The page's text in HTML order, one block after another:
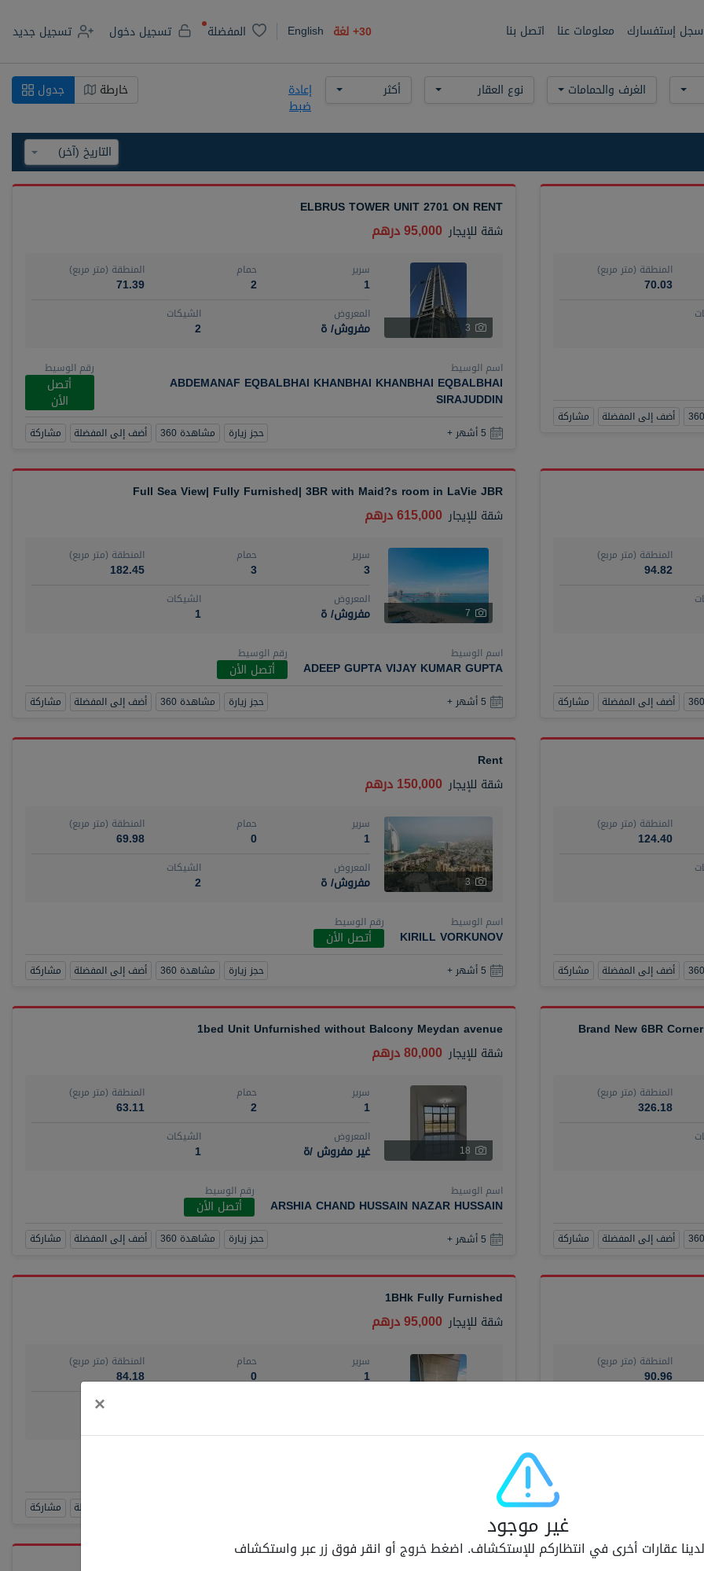
سجل إستفسارك معلومات عنا اتصل بنا 30+ لغة English المفضلة تسجيل دخول تسجيل جديد
الغرف والحمامات نوع العقار أكثر إعادة
ضبط
خارطة جدول
المنطقة (متر مربع)
70.03
أضف إلى المفضلة مشاركة
ELBRUS TOWER UNIT 2701 ON RENT
شقة للإيجار 95,000 درهم
3
سرير
1
حمام
2
المنطقة (متر مربع)
71.39
المعروض
مفروش/ ة
الشيكات
2
اسم الوسيط
ABDEMANAF EQBALBHAI KHANBHAI KHANBHAI EQBALBHAI
SIRAJUDDIN
رقم الوسيط
أتصل
الأن
5 أشهر + حجز زيارة مشاهدة 360 أضف إلى المفضلة مشاركة
المنطقة (متر مربع)
94.82
أضف إلى المفضلة مشاركة
Full Sea View| Fully Furnished| 3BR with Maid?s room in LaVie JBR
شقة للإيجار 615,000 درهم
7
سرير
3
حمام
3
المنطقة (متر مربع)
182.45
المعروض
مفروش/ ة
الشيكات
1
اسم الوسيط
ADEEP GUPTA VIJAY KUMAR GUPTA
رقم الوسيط
أتصل الأن
5 أشهر + حجز زيارة مشاهدة 360 أضف إلى المفضلة مشاركة
المنطقة (متر مربع)
124.40
أضف إلى المفضلة مشاركة
Rent
شقة للإيجار 150,000 درهم
3
سرير
1
حمام
0
المنطقة (متر مربع)
69.98
المعروض
مفروش/ ة
الشيكات
2
اسم الوسيط
KIRILL VORKUNOV
رقم الوسيط
أتصل الأن
5 أشهر + حجز زيارة مشاهدة 360 أضف إلى المفضلة مشاركة
Brand New 6BR
المنطقة (متر مربع)
326.18
أضف إلى المفضلة مشاركة
1bed Unit Unfurnished without Balcony Meydan avenue
شقة للإيجار 80,000 درهم
18
سرير
1
حمام
2
المنطقة (متر مربع)
63.11
المعروض
غير مفروش /ة
الشيكات
1
اسم الوسيط
ARSHIA CHAND HUSSAIN NAZAR HUSSAIN
رقم الوسيط
أتصل الأن
5 أشهر + حجز زيارة مشاهدة 360 أضف إلى المفضلة مشاركة
المنطقة (متر مربع)
90.96
مشاركة
1BHk Fully Furnished
شقة للإيجار 95,000 درهم
سرير
1
حمام
0
المنطقة (متر مربع)
84.18
أضف إلى المفضلة مشاركة
Fully furnished 2-
×
غير موجود
لدينا عقارات أخرى في انتظاركم للإستكشاف. اضغط خروج أو انقر فوق زر عبر واستكشاف